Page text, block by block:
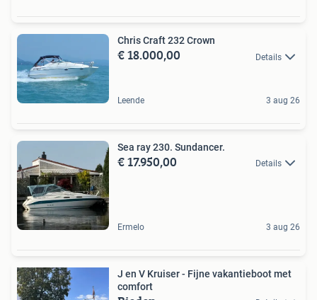
Chris Craft 232 Crown
€ 18.000,00 Details
Leende 3 aug 26
Sea ray 230. Sundancer.
€ 17.950,00 Details
Ermelo 3 aug 26
J en V Kruiser - Fijne vakantieboot met
comfort